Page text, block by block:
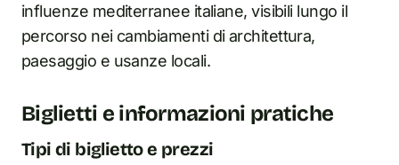
influenze mediterranee italiane, visibili lungo il
percorso nei cambiamenti di architettura,
paesaggio e usanze locali.
Biglietti e informazioni pratiche
Tipi di biglietto e prezzi